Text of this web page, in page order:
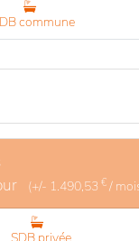
commune
(+/- 1.490,53 € /